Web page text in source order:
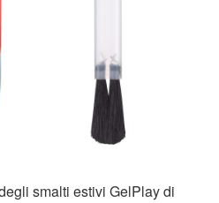
smalti estivi GelPlay di